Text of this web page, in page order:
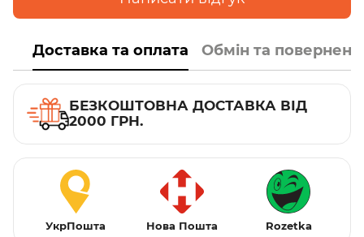
Доставка та оплата Обмін та
БЕЗКОШТОВНА ДОСТАВКА ВІД
2000 ГРН.
УкрПошта Нова Пошта Rozetka